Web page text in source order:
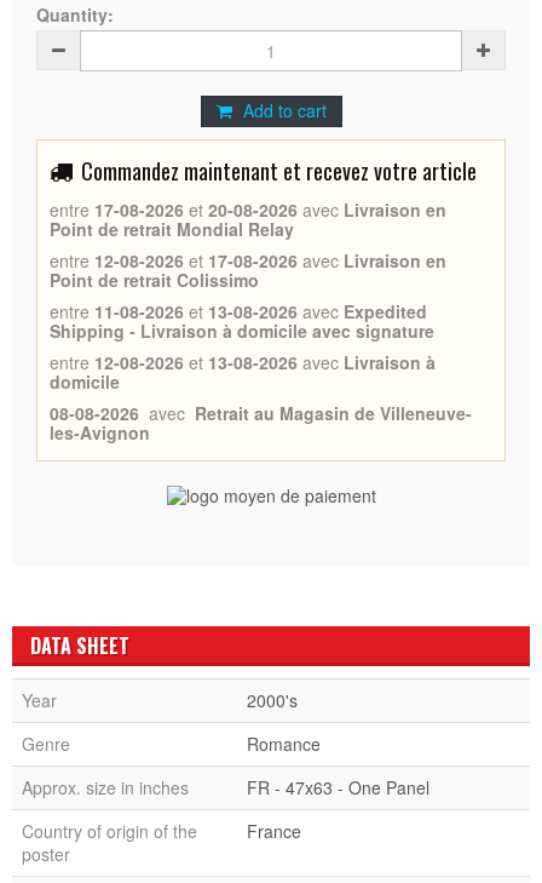
Quantity:
Add to cart
Commandez maintenant et recevez votre article
entre 17-08-2026 et 20-08-2026 avec Livraison en
Point de retrait Mondial Relay
entre 12-08-2026 et 17-08-2026 avec Livraison en
Point de retrait Colissimo
entre 11-08-2026 et 13-08-2026 avec Expedited
Shipping - Livraison à domicile avec signature
entre 12-08-2026 et 13-08-2026 avec Livraison à
domicile
08-08-2026 avec Retrait au Magasin de Villeneuve-
les-Avignon
DATA SHEET
Year
2000's
Genre
Romance
Approx. size in inches
FR - 47x63 - One Panel
Country of origin of the
poster
France